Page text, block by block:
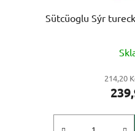
Sütcüoglu Sýr
214,20